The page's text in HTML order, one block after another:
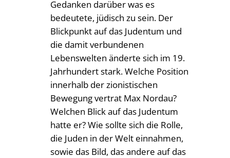
Gedanken darüber was es
bedeutete, jüdisch zu sein. Der
Blickpunkt auf das Judentum und
die damit verbundenen
Lebenswelten änderte sich im 19.
Jahrhundert stark. Welche Position
innerhalb der zionistischen
Bewegung vertrat Max Nordau?
Welchen Blick auf das Judentum
hatte er? Wie sollte sich die Rolle,
die Juden in der Welt einnahmen,
sowie das Bild, das andere auf das